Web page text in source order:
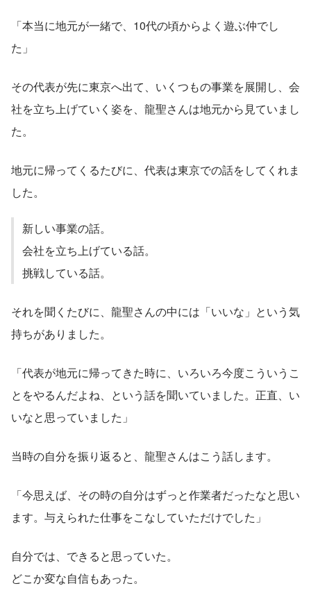
「本当に地元が一緒で、10代の頃からよく遊ぶ仲でし
た」
その代表が先に東京へ出て、いくつもの事業を展開し、会
社を立ち上げていく姿を、龍聖さんは地元から見ていまし
た。
地元に帰ってくるたびに、代表は東京での話をしてくれま
した。
新しい事業の話。
会社を立ち上げている話。
挑戦している話。
それを聞くたびに、龍聖さんの中には「いいな」という気
持ちがありました。
「代表が地元に帰ってきた時に、いろいろ今度こういうこ
とをやるんだよね、という話を聞いていました。正直、い
いなと思っていました」
当時の自分を振り返ると、龍聖さんはこう話します。
「今思えば、その時の自分はずっと作業者だったなと思い
ます。与えられた仕事をこなしていただけでした」
自分では、できると思っていた。
どこか変な自信もあった。